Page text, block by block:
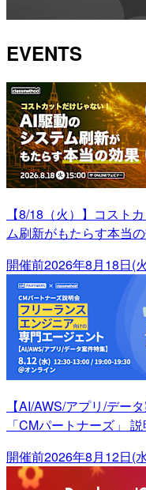
EVENTS
【8/18（火）】コスト
ム刷新がもたらす本当
開催前2026年8月18日(
【AI/AWS/アプリ/デー
「CMパートナーズ」
開催前2026年8月12日(